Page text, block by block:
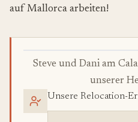
auf Mallorca arbeiten!
Steve und Dani am
unserer
Unsere Relocation-